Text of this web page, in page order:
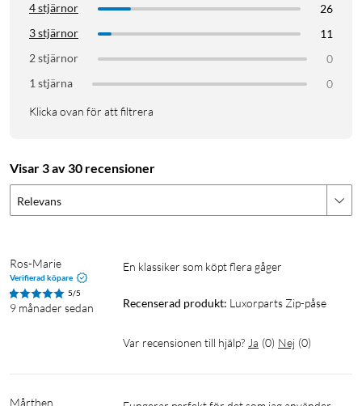
4 stjärnor
26
3 stjärnor
11
2 stjärnor
0
1 stjärna
0
Klicka ovan för att filtrera
Visar 3 av 30 recensioner
Relevans
Ros-Marie
Verifierad köpare
5/5
9 månader sedan
en klassiker som köpt flera gåger
Recenserad produkt: Luxorparts Zip-påse
Var recensionen till hjälp? Ja (0) Nej (0)
Mårthen